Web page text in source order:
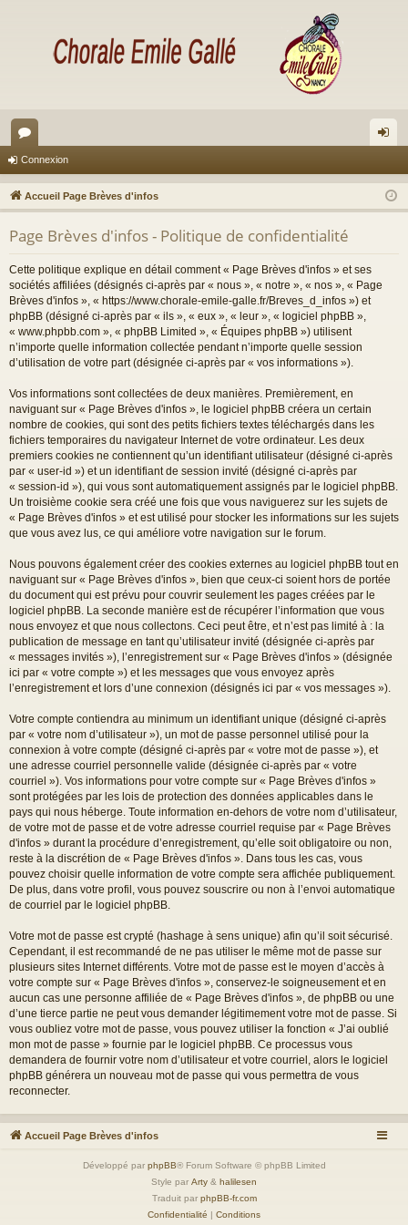
or
u
m
s
ne
xi
Connexion
Accueil Page Brèves d'infos
Page Brèves d'infos - Politique de confidentialité
Cette politique explique en détail comment « Page Brèves d'infos » et ses
sociétés affiliées (désignés ci-après par « nous », « notre », « nos », « Page
Brèves d'infos », « https://www.chorale-emile-galle.fr/Breves_d_infos ») et
phpBB (désigné ci-après par « ils », « eux », « leur », « logiciel phpBB »,
« www.phpbb.com », « phpBB Limited », « Équipes phpBB ») utilisent
n’importe quelle information collectée pendant n’importe quelle session
d’utilisation de votre part (désignée ci-après par « vos informations »).
Vos informations sont collectées de deux manières. Premièrement, en
naviguant sur « Page Brèves d'infos », le logiciel phpBB créera un certain
nombre de cookies, qui sont des petits fichiers textes téléchargés dans les
fichiers temporaires du navigateur Internet de votre ordinateur. Les deux
premiers cookies ne contiennent qu’un identifiant utilisateur (désigné ci-après
par « user-id ») et un identifiant de session invité (désigné ci-après par
« session-id »), qui vous sont automatiquement assignés par le logiciel phpBB.
Un troisième cookie sera créé une fois que vous naviguerez sur les sujets de
« Page Brèves d'infos » et est utilisé pour stocker les informations sur les sujets
que vous avez lus, ce qui améliore votre navigation sur le forum.
Nous pouvons également créer des cookies externes au logiciel phpBB tout en
naviguant sur « Page Brèves d'infos », bien que ceux-ci soient hors de portée
du document qui est prévu pour couvrir seulement les pages créées par le
logiciel phpBB. La seconde manière est de récupérer l’information que vous
nous envoyez et que nous collectons. Ceci peut être, et n’est pas limité à : la
publication de message en tant qu’utilisateur invité (désignée ci-après par
« messages invités »), l’enregistrement sur « Page Brèves d'infos » (désignée
ici par « votre compte ») et les messages que vous envoyez après
l’enregistrement et lors d’une connexion (désignés ici par « vos messages »).
Votre compte contiendra au minimum un identifiant unique (désigné ci-après
par « votre nom d’utilisateur »), un mot de passe personnel utilisé pour la
connexion à votre compte (désigné ci-après par « votre mot de passe »), et
une adresse courriel personnelle valide (désignée ci-après par « votre
courriel »). Vos informations pour votre compte sur « Page Brèves d'infos »
sont protégées par les lois de protection des données applicables dans le
pays qui nous héberge. Toute information en-dehors de votre nom d’utilisateur,
de votre mot de passe et de votre adresse courriel requise par « Page Brèves
d'infos » durant la procédure d’enregistrement, qu’elle soit obligatoire ou non,
reste à la discrétion de « Page Brèves d'infos ». Dans tous les cas, vous
pouvez choisir quelle information de votre compte sera affichée publiquement.
De plus, dans votre profil, vous pouvez souscrire ou non à l’envoi automatique
de courriel par le logiciel phpBB.
Votre mot de passe est crypté (hashage à sens unique) afin qu’il soit sécurisé.
Cependant, il est recommandé de ne pas utiliser le même mot de passe sur
plusieurs sites Internet différents. Votre mot de passe est le moyen d’accès à
votre compte sur « Page Brèves d'infos », conservez-le soigneusement et en
aucun cas une personne affiliée de « Page Brèves d'infos », de phpBB ou une
d’une tierce partie ne peut vous demander légitimement votre mot de passe. Si
vous oubliez votre mot de passe, vous pouvez utiliser la fonction « J’ai oublié
mon mot de passe » fournie par le logiciel phpBB. Ce processus vous
demandera de fournir votre nom d’utilisateur et votre courriel, alors le logiciel
phpBB générera un nouveau mot de passe qui vous permettra de vous
reconnecter.
Accueil Page Brèves d'infos
Développé par phpBB® Forum Software © phpBB Limited
Style par Arty & halilesen
Traduit par phpBB-fr.com
Confidentialité | Conditions